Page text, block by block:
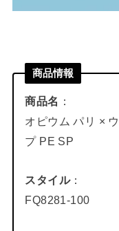
商品情報
商品名 ：
オピウム パリ ×
プ PE SP
スタイル：
FQ8281-100